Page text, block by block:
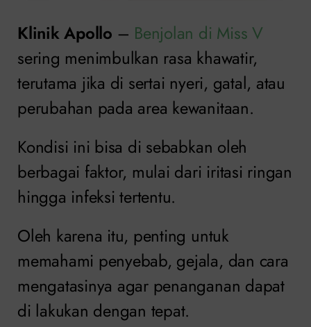
Klinik Apollo – Benjolan di Miss V
sering menimbulkan rasa khawatir,
terutama jika di sertai nyeri, gatal, atau
perubahan pada area kewanitaan.
Kondisi ini bisa di sebabkan oleh
berbagai faktor, mulai dari iritasi ringan
hingga infeksi tertentu.
Oleh karena itu, penting untuk
memahami penyebab, gejala, dan cara
mengatasinya agar penanganan dapat
di lakukan dengan tepat.